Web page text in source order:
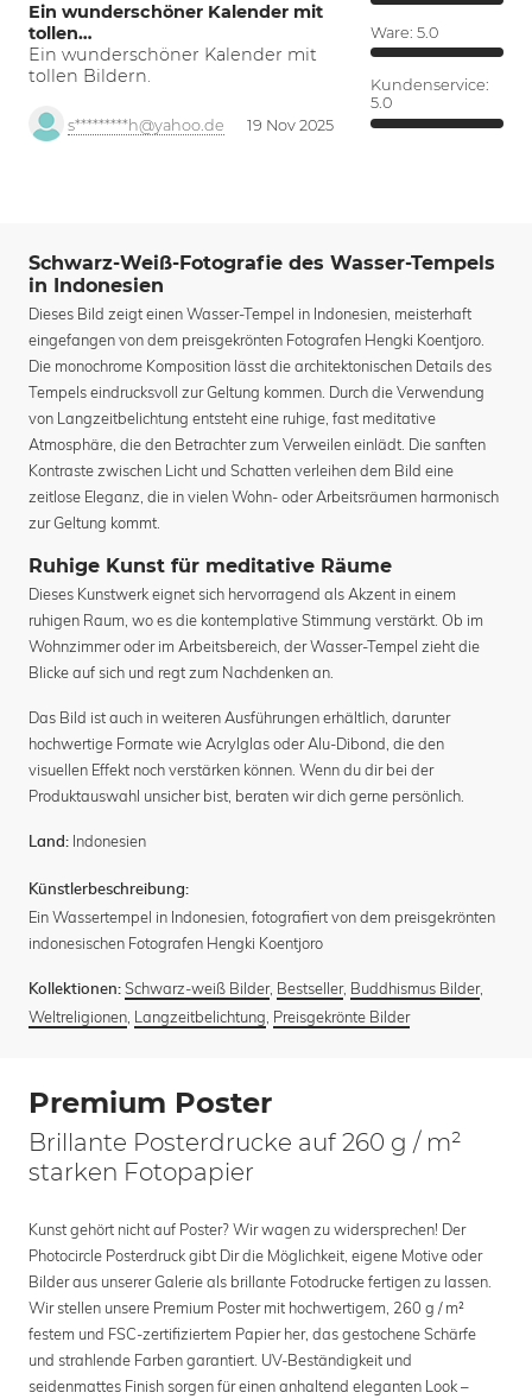
Ein wunderschöner Kalender mit
tollen…
Ein wunderschöner Kalender mit
tollen Bildern.
s*********h@yahoo.de 19 Nov 2025
Ware: 5.0
Kundenservice:
5.0
Schwarz-Weiß-Fotografie des Wasser-Tempels
in Indonesien
Dieses Bild zeigt einen Wasser-Tempel in Indonesien, meisterhaft
eingefangen von dem preisgekrönten Fotografen Hengki Koentjoro.
Die monochrome Komposition lässt die architektonischen Details des
Tempels eindrucksvoll zur Geltung kommen. Durch die Verwendung
von Langzeitbelichtung entsteht eine ruhige, fast meditative
Atmosphäre, die den Betrachter zum Verweilen einlädt. Die sanften
Kontraste zwischen Licht und Schatten verleihen dem Bild eine
zeitlose Eleganz, die in vielen Wohn- oder Arbeitsräumen harmonisch
zur Geltung kommt.
Ruhige Kunst für meditative Räume
Dieses Kunstwerk eignet sich hervorragend als Akzent in einem
ruhigen Raum, wo es die kontemplative Stimmung verstärkt. Ob im
Wohnzimmer oder im Arbeitsbereich, der Wasser-Tempel zieht die
Blicke auf sich und regt zum Nachdenken an.
Das Bild ist auch in weiteren Ausführungen erhältlich, darunter
hochwertige Formate wie Acrylglas oder Alu-Dibond, die den
visuellen Effekt noch verstärken können. Wenn du dir bei der
Produktauswahl unsicher bist, beraten wir dich gerne persönlich.
Land: Indonesien
Künstlerbeschreibung:
Ein Wassertempel in Indonesien, fotografiert von dem preisgekrönten
indonesischen Fotografen Hengki Koentjoro
Kollektionen: Schwarz-weiß Bilder, Bestseller, Buddhismus Bilder,
Weltreligionen, Langzeitbelichtung, Preisgekrönte Bilder
Premium Poster
Brillante Posterdrucke auf 260 g / m²
starken Fotopapier
Kunst gehört nicht auf Poster? Wir wagen zu widersprechen! Der
Photocircle Posterdruck gibt Dir die Möglichkeit, eigene Motive oder
Bilder aus unserer Galerie als brillante Fotodrucke fertigen zu lassen.
Wir stellen unsere Premium Poster mit hochwertigem, 260 g / m²
festem und FSC-zertifiziertem Papier her, das gestochene Schärfe
und strahlende Farben garantiert. UV-Beständigkeit und
seidenmattes Finish sorgen für einen anhaltend eleganten Look –